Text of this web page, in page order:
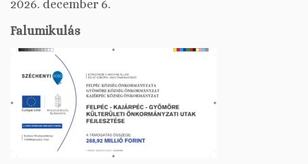
2026. december 6.
Falumikulás